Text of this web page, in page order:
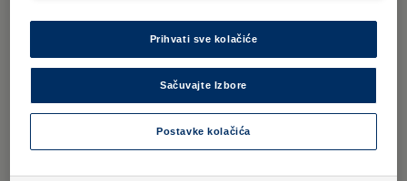
Einbruchsversuche werden schneller
Smartphone alarmiert Sie sofort
Polizei kann von Ihnen schneller
Prihvati sve kolačiće
Sačuvajte Izbore
Postavke kolačića